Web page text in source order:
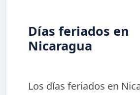
Días feriados en
Nicaragua
Los días feriados en